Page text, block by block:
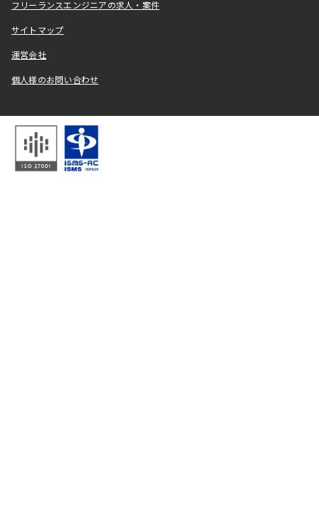
フリーランスエンジニアの求人・案件
サイトマップ
運営会社
個人様のお問い合わせ